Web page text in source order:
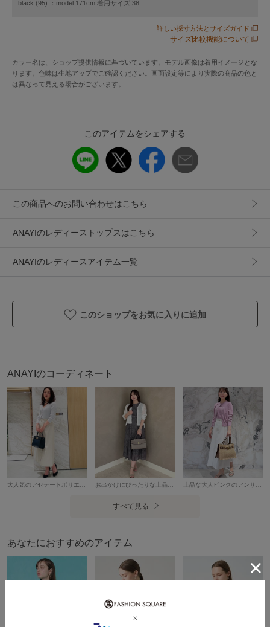
【開き・留め仕様】前中心ボタン開き
【伸縮性】あり
ホワイト着用 model:175cm 着用サイズ:38
チャコールグレー着用 model:178cm 着用サイズ:38
34サイズ：5号 XSサイズ相当
38サイズ：9号 Mサイズ相当
録」で新商品や再入荷通知、セール通知などのお得な情報を
受け取ることができます。
またパソコン・スマートフォンなどの環境により、製品と画
アイテム情報
配送料
送料無料
（税込5,000円以上ご購入で送料無料）
カテゴリ トップス
綿69％ ポリエステル31％
black (95) ：model:171cm 着用サイズ:38
詳しい採寸方法とサイズガイド
サイズ比較機能について
カラー名は、ショップ提供情報に基づいています。モデル画像は着用イメージとな
ります。色味は生地アップでご確認ください。画面設定等により実際の商品の色と
は異なって見える場合がございます。
このアイテムをシェアする
この商品へのお問い合わせはこちら
ANAYIのレディーストップスはこちら
ANAYIのレディースアイテム一覧
このショップをお気に入りに追加
ANAYIのコーディネート
すべて見る
あなたにおすすめのアイテム